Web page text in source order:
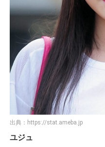
出典： https://stat.ameba.jp
ユジュ